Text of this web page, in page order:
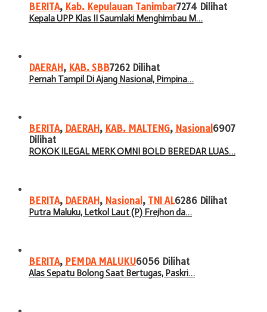
BERITA, Kab. Kepulauan Tanimbar7274 Dilihat
Kepala UPP Klas II Saumlaki Menghimbau M…
DAERAH, KAB. SBB7262 Dilihat
Pernah Tampil Di Ajang Nasional, Pimpina…
BERITA, DAERAH, KAB. MALTENG, Nasional 6907
Dilihat
ROKOK ILEGAL MERK OMNI BOLD BEREDAR LUAS…
BERITA, DAERAH, Nasional , TNI AL6286 Dilihat
Putra Maluku, Letkol Laut (P) Frejhon da…
BERITA, PEMDA MALUKU6056 Dilihat
Alas Sepatu Bolong Saat Bertugas, Paskri…